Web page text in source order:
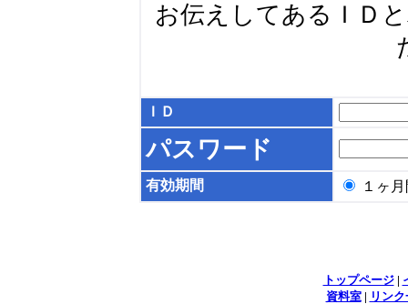
お伝えしてあるＩＤ
ＩＤ
パスワード
有効期間 １ヶ
トップページ|
資料室| リン